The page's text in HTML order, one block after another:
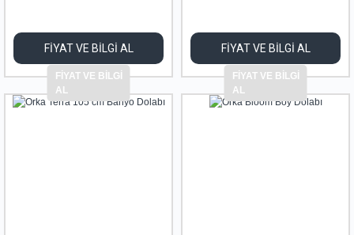
FİYAT VE BİLGİ AL
FİYAT VE BİLGİ
AL
FİYAT VE BİLGİ AL
FİYAT VE BİLGİ
AL